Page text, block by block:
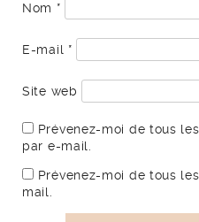
Nom *
E-mail *
Site web
Prévenez-moi de tous
par e-mail.
Prévenez-moi de tous
mail.